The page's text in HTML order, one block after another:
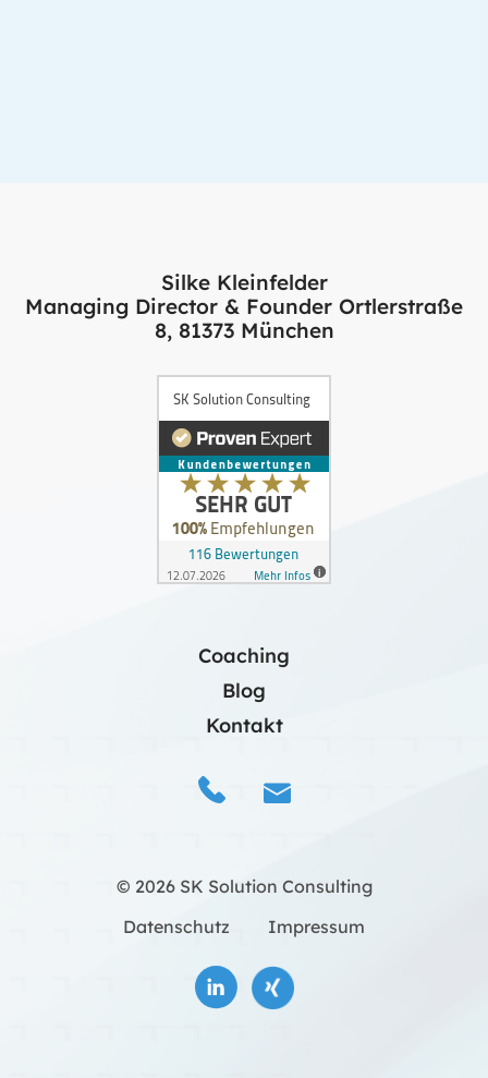
Silke Kleinfelder
Managing Director & Founder Ortlerstraße
8, 81373 München
Coaching
Blog
Kontakt
© 2026 SK Solution Consulting
Datenschutz
Impressum